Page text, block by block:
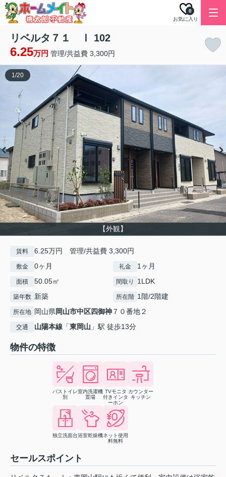
お気に入り
0
リベルタ７１ Ⅰ 102
6.25万円 管理/共益費 3,300円
【外観】
1/20
賃料 6.25万円 管理/共益費 3,300円
敷金 0ヶ月 礼金 1ヶ月
面積 50.05㎡ 間取り 1LDK
築年数 新築 所在階 1階/2階建
所在地 岡山県岡山市中区四御神 ７０番地２
交通 山陽本線 「東岡山 」駅 徒歩13分
物件の特徴
バストイレ
別
室内洗濯機
置場
TVモニタ
付きインタ
ーホン
カウンター
キッチン
独立洗面台浴室乾燥機ネット使用
料無料
セールスポイント